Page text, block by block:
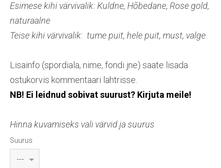
Esimese kihi värvivalik: Kuldne, Hõbedane, Rose gold,
naturaalne
Teise kihi värvivalik: tume puit, hele puit, must, valge
Lisainfo (spordiala, nime, fondi jne) saate lisada
ostukorvis kommentaari lahtrisse.
NB! Ei leidnud sobivat suurust? Kirjuta meile!
Hinna kuvamiseks vali värvid ja suurus
Suurus